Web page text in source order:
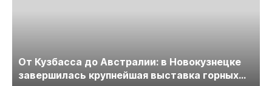
От Кузбасса до Австралии: в Новокузнецке
завершилась крупнейшая выставка горных